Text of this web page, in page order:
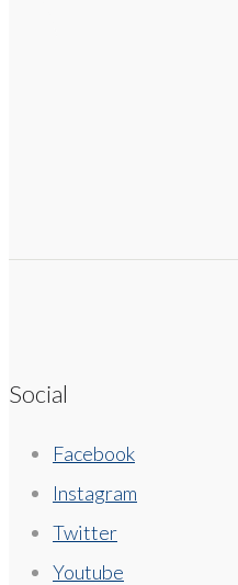
Social
Facebook
Instagram
Twitter
Youtube